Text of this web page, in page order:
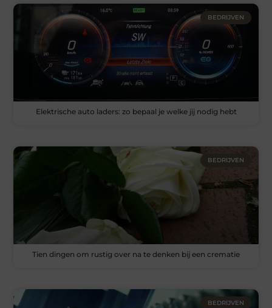
BEDRIJVEN
Elektrische auto laders: zo bepaal je welke jij nodig hebt
BEDRIJVEN
Tien dingen om rustig over na te denken bij een crematie
BEDRIJVEN